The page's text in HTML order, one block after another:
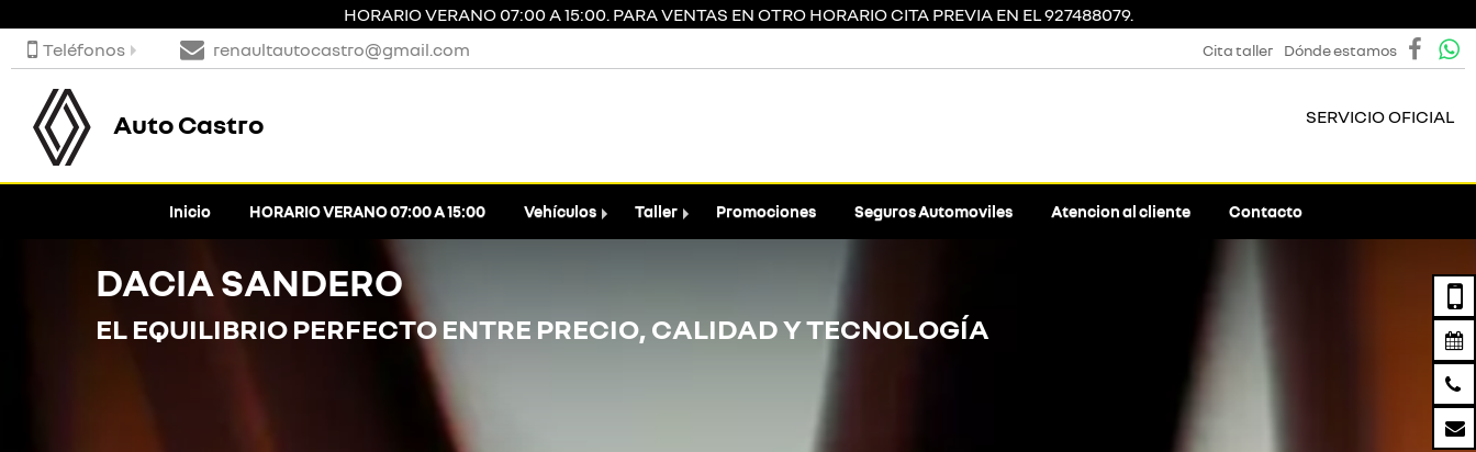
HORARIO VERANO 07:00 A 15:00. PARA VENTAS EN OTRO HORARIO CITA PREVIA EN EL 927488079.
Teléfonos
renaultautocastro@gmail.com Cita taller Dónde estamos
Auto Castro SERVICIO OFICIAL
Inicio HORARIO VERANO 07:00 A 15:00 Vehículos Taller Promociones Seguros Automoviles Atencion al cliente Contacto
DACIA SANDERO
EL EQUILIBRIO PERFECTO ENTRE PRECIO, CALIDAD Y TECNOLOGÍA